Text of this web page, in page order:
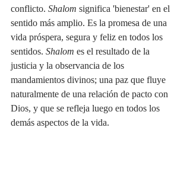
conflicto. Shalom significa 'bienestar' en el
sentido más amplio. Es la promesa de una
vida próspera, segura y feliz en todos los
sentidos. Shalom es el resultado de la
justicia y la observancia de los
mandamientos divinos; una paz que fluye
naturalmente de una relación de pacto con
Dios, y que se refleja luego en todos los
demás aspectos de la vida.